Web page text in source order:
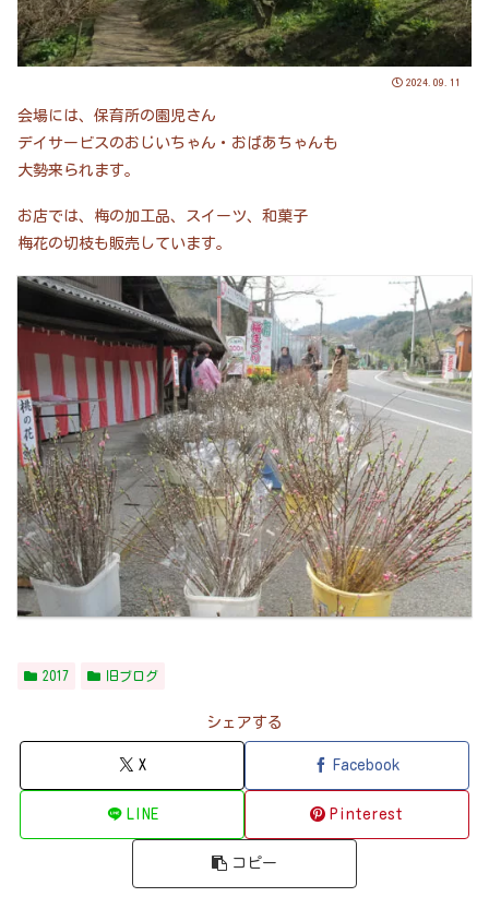
2024.09.11
会場には、保育所の園児さん
デイサービスのおじいちゃん・おばあちゃんも
大勢来られます。
お店では、梅の加工品、スイーツ、和菓子
梅花の切枝も販売しています。
2017 旧ブログ
シェアする
X Facebook
LINE Pinterest
コピー